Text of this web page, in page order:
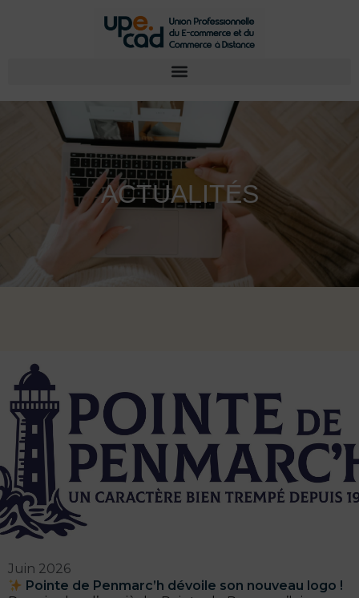
ACTUALITÉS
Pointe de Penmarc’h dévoile son nouveau logo !
Juin 2026